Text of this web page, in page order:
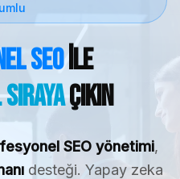
SEOile
Çıkın
SEO yönetimi,
desteği. Yapay zeka